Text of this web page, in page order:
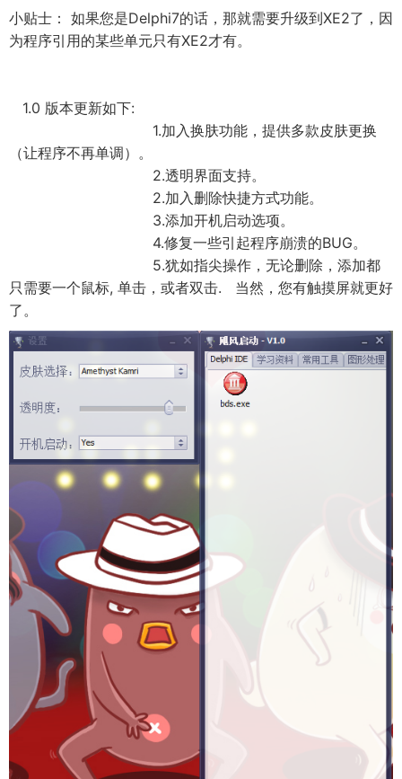
小贴士： 如果您是Delphi7的话，那就需要升级到XE2了，因
为程序引用的某些单元只有XE2才有。
1.0 版本更新如下:
1.加入换肤功能，提供多款皮肤更换
（让程序不再单调）。
2.透明界面支持。
2.加入删除快捷方式功能。
3.添加开机启动选项。
4.修复一些引起程序崩溃的BUG。
5.犹如指尖操作，无论删除，添加都
只需要一个鼠标, 单击，或者双击. 当然，您有触摸屏就更好
了。